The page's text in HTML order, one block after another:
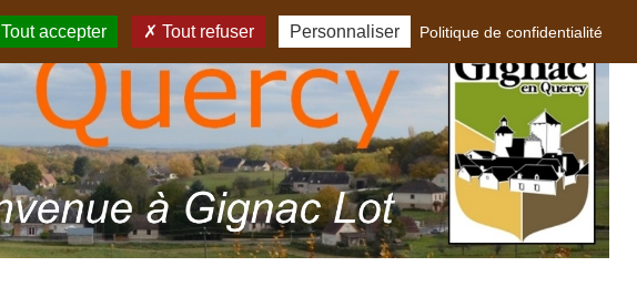
Tout accepter Tout refuser Personnaliser Politique de confidentialité